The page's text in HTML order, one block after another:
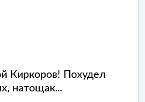
Киркоров! Похудел
натощак...